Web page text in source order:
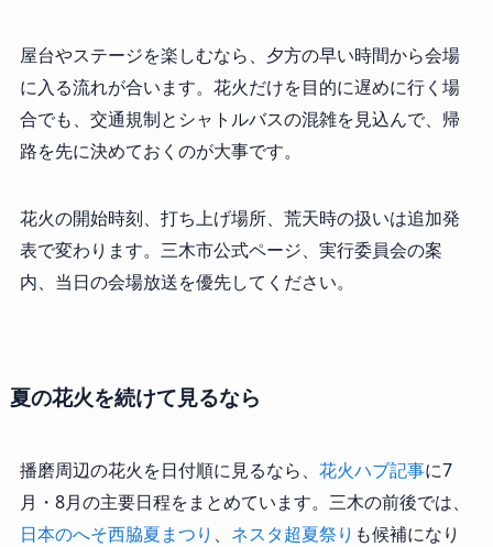
屋台やステージを楽しむなら、夕方の早い時間から会場
に入る流れが合います。花火だけを目的に遅めに行く場
合でも、交通規制とシャトルバスの混雑を見込んで、帰
路を先に決めておくのが大事です。
花火の開始時刻、打ち上げ場所、荒天時の扱いは追加発
表で変わります。三木市公式ページ、実行委員会の案
内、当日の会場放送を優先してください。
夏の花火を続けて見るなら
播磨周辺の花火を日付順に見るなら、 花火ハブ記事に7
月・8月の主要日程をまとめています。三木の前後では、
日本のへそ西脇夏まつり 、 ネスタ超夏祭り も候補になり